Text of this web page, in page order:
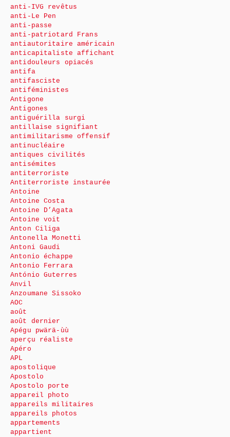
anti-IVG revêtus
anti-Le Pen
anti-passe
anti-patriotard Frans
antiautoritaire américain
anticapitaliste affichant
antidouleurs opiacés
antifa
antifasciste
antiféministes
Antigone
Antigones
antiguérilla surgi
antillaise signifiant
antimilitarisme offensif
antinucléaire
antiques civilités
antisémites
antiterroriste
Antiterroriste instaurée
Antoine
Antoine Costa
Antoine D’Agata
Antoine voit
Anton Ciliga
Antonella Monetti
Antoni Gaudi
Antonio échappe
Antonio Ferrara
António Guterres
Anvil
Anzoumane Sissoko
AOC
août
août dernier
Apégu pwärä-ùù
aperçu réaliste
Apéro
APL
apostolique
Apostolo
Apostolo porte
appareil photo
appareils militaires
appareils photos
appartements
appartient